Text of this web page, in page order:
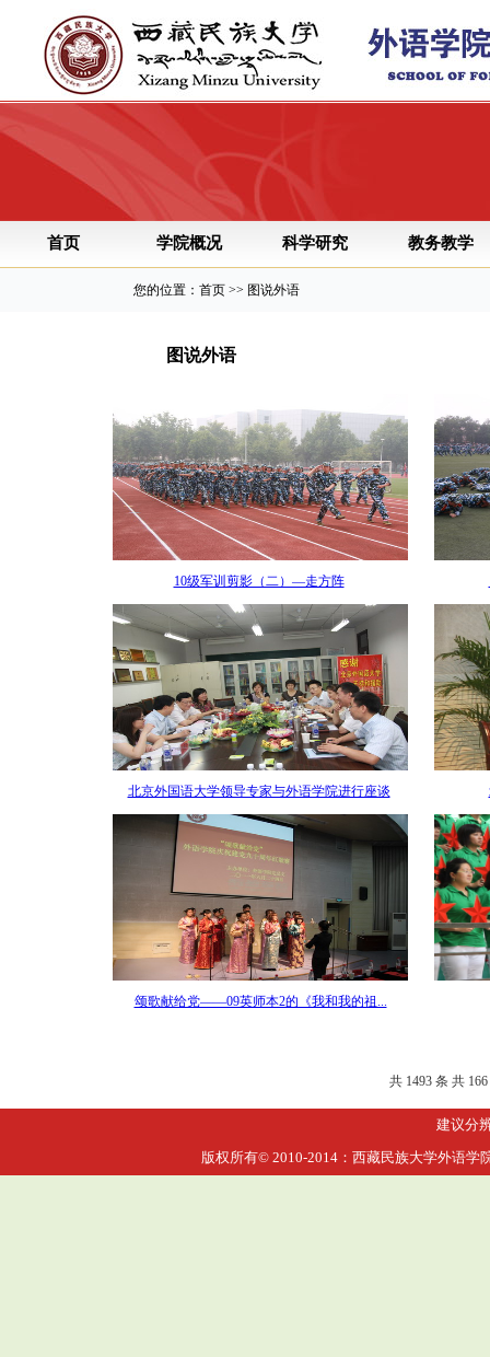
首页 学院概况 科学研究 教务教学
您的位置：首页 >> 图说外语
图说外语
10级军训剪影（二）―走方阵
北京外国语大学领导专家与外语学院进行座谈
颂歌献给党――09英师本2的《我和我的祖...
共 1493 条 共
建议分
版权所有© 2010-2014：西藏民族大学外语